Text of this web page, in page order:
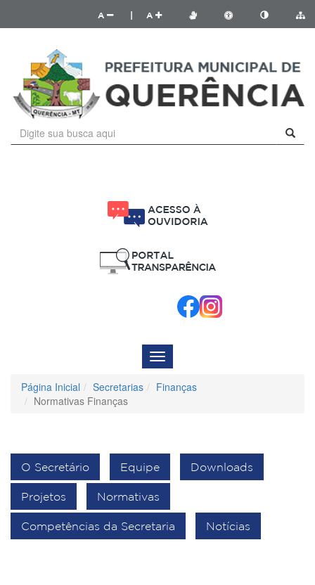
A A
Menu
de
Navegação
Página Inicial Secretarias
Finanças
Normativas Finanças
O Secretário Equipe Downloads
Projetos Normativas
Competências da Secretaria Notícias